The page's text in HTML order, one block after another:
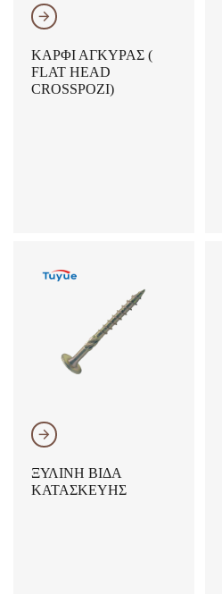
𐃔
ΚΑΡΦΊ ΆΓΚΥΡΑΣ (
FLAT HEAD
CROSSPOZI)
𐃔
ΞΎΛΙΝΗ ΒΊΔΑ
ΚΑΤΑΣΚΕΥΉΣ